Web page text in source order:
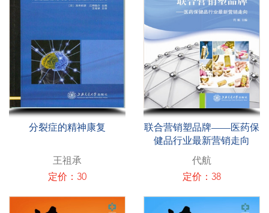
分裂症的精神康复
王祖承
定价：30
联合营销塑品牌——医药保
健品行业最新营销走向
代航
定价：38